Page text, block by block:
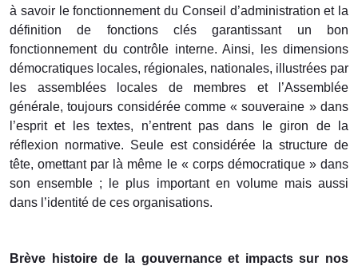
à savoir le fonctionnement du Conseil d’administration et la
définition de fonctions clés garantissant un bon
fonctionnement du contrôle interne. Ainsi, les dimensions
démocratiques locales, régionales, nationales, illustrées par
les assemblées locales de membres et l’Assemblée
générale, toujours considérée comme « souveraine » dans
l’esprit et les textes, n’entrent pas dans le giron de la
réflexion normative. Seule est considérée la structure de
tête, omettant par là même le « corps démocratique » dans
son ensemble ; le plus important en volume mais aussi
dans l’identité de ces organisations.
Brève histoire de la gouvernance et impacts sur nos